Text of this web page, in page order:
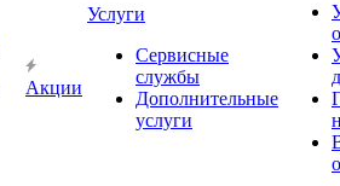
Акции
Услуги
Сервисные
службы
Дополнительные
услуги